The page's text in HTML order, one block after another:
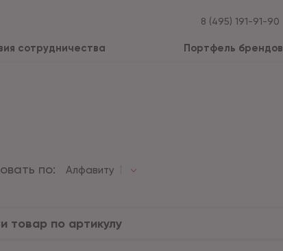
8 (495) 191-91-90
сотрудничества Портфель брендов
по: Алфавиту